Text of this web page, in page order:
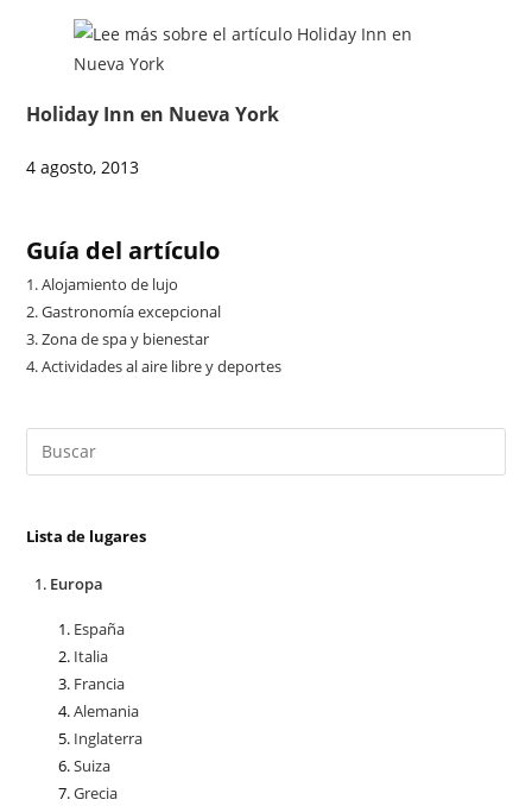
Holiday Inn en Nueva York
4 agosto, 2013
Guía del artículo
1.Alojamiento de lujo
2.Gastronomía excepcional
3.Zona de spa y bienestar
4.Actividades al aire libre y deportes
Lista de lugares
Europa
España
Italia
Francia
Alemania
Inglaterra
Suiza
Grecia